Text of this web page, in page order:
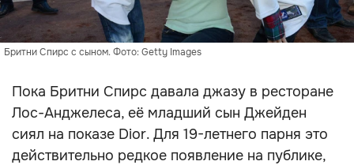
Бритни Спирс с сыном. Фото: Getty Images
Пока Бритни Спирс давала джазу в ресторане
Лос-Анджелеса, её младший сын Джейден
сиял на показе Dior. Для 19-летнего парня это
действительно редкое появление на публике,